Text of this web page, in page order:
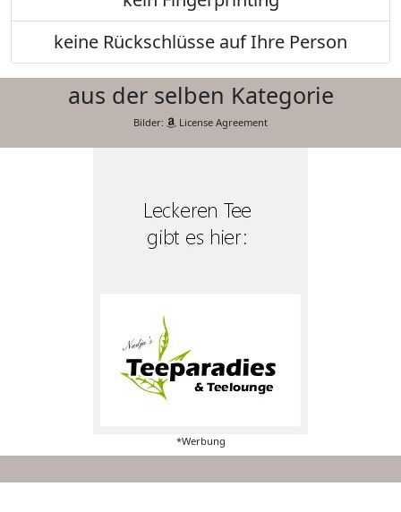
keine Rückschlüsse auf Ihre Person
aus der selben Kategorie
Bilder: License Agreement
*Werbung